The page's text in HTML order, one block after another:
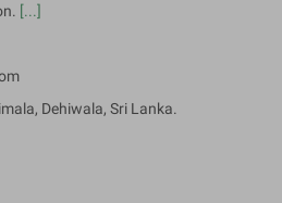
[...]
Dehiwala, Sri Lanka.